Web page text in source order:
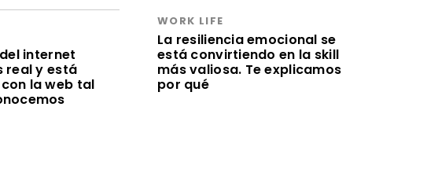
internet
real y está
la web tal
WORK LIFE
La resiliencia emocional se
está convirtiendo en la skill
más valiosa. Te explicamos
por qué